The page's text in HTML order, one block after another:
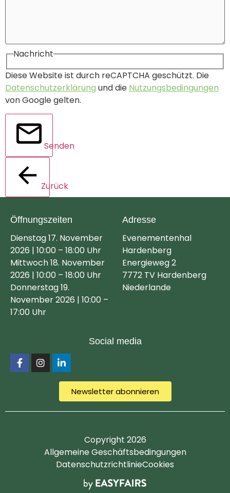
Nachricht
Diese Website ist durch reCAPTCHA geschützt. Die
Datenschutzerklärung und die Nutzungsbedingungen
von Google gelten.
Senden
Zurück
Öffnungszeiten
Dienstag 17. November
2026 | 10:00 – 18:00 Uhr
Mittwoch 18. November
2026 | 10:00 – 18:00 Uhr
Donnerstag 19.
November 2026 | 10:00 –
17:00 Uhr
Adresse
Evenementenhal
Hardenberg
Energieweg 2
7772 TV Hardenberg
Niederlande
Social media
Newsletter abonnieren
Copyright 2026
Allgemeine Geschäftsbedingungen
DatenschutzrichtlinieCookies